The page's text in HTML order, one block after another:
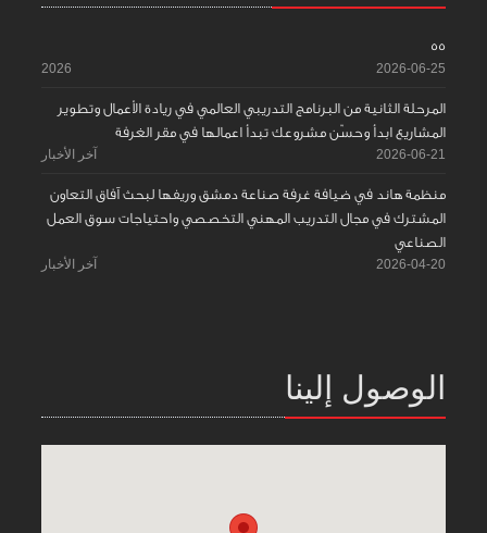
55
2026-06-25
2026
المرحلة الثانية من البرنامج التدريبي العالمي في ريادة الأعمال وتطوير
المشاريع ابدأ وحسّن مشروعك تبدأ اعمالها في مقر الغرفة
2026-06-21 آخر الأخبار
منظمة هاند في ضيافة غرفة صناعة دمشق وريفها لبحث آفاق التعاون
المشترك في مجال التدريب المهني التخصصي واحتياجات سوق العمل
الصناعي
2026-04-20 آخر الأخبار
الوصول إلينا